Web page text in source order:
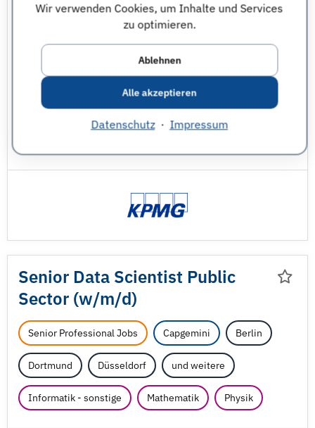
Wir verwenden Cookies, um Inhalte und Services
zu optimieren.
Ablehnen
Alle akzeptieren
Datenschutz· Impressum
Düsseldorf Frankfurt am Main und weitere
Finanzen Informatik - sonstige Mathematik
Steuern Wirtschaftsinformatik
Wirtschaftsmathematik
Senior Data Scientist Public
Sector (w/m/d)
Senior Professional Jobs Capgemini Berlin
Dortmund Düsseldorf und weitere
Informatik - sonstige Mathematik Physik